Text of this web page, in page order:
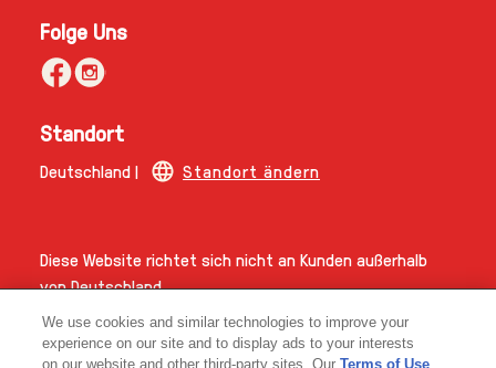
Folge Uns
Standort
Diese Website richtet sich nicht an Kunden außerhalb
von Deutschland.
© 2026 The Magnum Ice Cream Company.
We use cookies and similar technologies to improve your
experience on our site and to display ads to your interests
on our website and other third-party sites. OurTerms of Use